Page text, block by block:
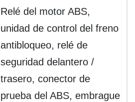
Relé del motor ABS,
unidad de control del freno
antibloqueo, relé de
seguridad delantero /
trasero, conector de
prueba del ABS, embrague